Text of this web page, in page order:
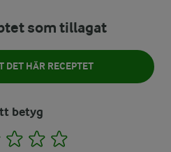
som tillagat
DET HÄR RECEPTET
betyg
2 3 4